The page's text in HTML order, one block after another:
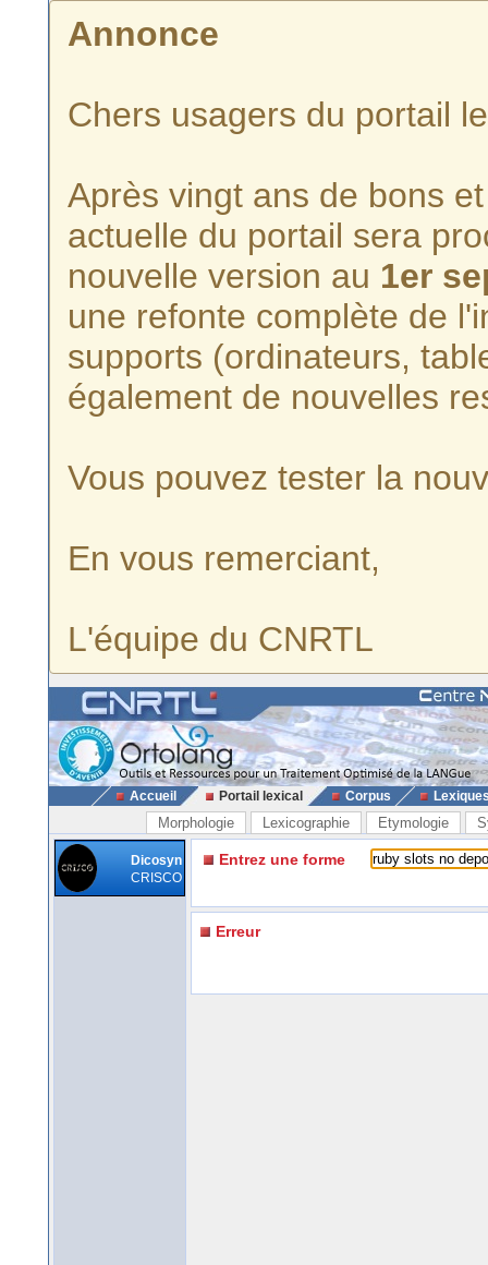
Annonce
Chers usagers du portail
Après vingt ans de bons
actuelle du portail sera
nouvelle version au 1er
une refonte complète de
supports (ordinateurs,
également de nouvelles
Vous pouvez tester la
En vous remerciant,
L'équipe du CNRTL
Accueil Portail lexical Corpus
Morphologie Lexicographie Etymologie
Dicosyn
CRISCO
Entrez une forme
Erreur